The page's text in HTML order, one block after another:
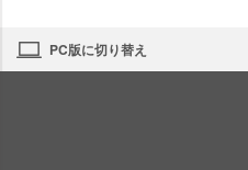
PC版に切り替え